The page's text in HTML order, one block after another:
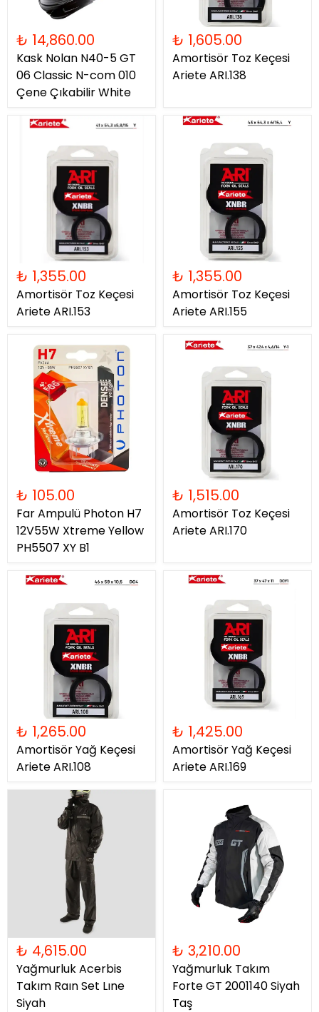
₺ 14,860.00
Kask Nolan N40-5 GT
06 Classic N-com 010
Çene Çıkabilir White
₺ 1,605.00
Amortisör Toz Keçesi
Ariete ARI.138
₺ 1,355.00
Amortisör Toz Keçesi
Ariete ARI.153
₺ 1,355.00
Amortisör Toz Keçesi
Ariete ARI.155
₺ 105.00
Far Ampulü Photon H7
12V55W Xtreme Yellow
PH5507 XY B1
₺ 1,515.00
Amortisör Toz Keçesi
Ariete ARI.170
₺ 1,265.00
Amortisör Yağ Keçesi
Ariete ARI.108
₺ 1,425.00
Amortisör Yağ Keçesi
Ariete ARI.169
₺ 4,615.00
Yağmurluk Acerbis
Takım Raın Set Lıne
Siyah
₺ 3,210.00
Yağmurluk Takım
Forte GT 2001140 Siyah
Taş